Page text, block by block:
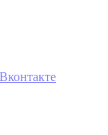
Вконтакте